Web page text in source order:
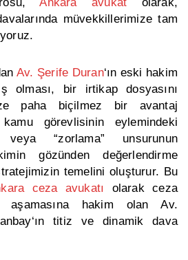
Ankara avukat olarak,
müvekkillerimize tam
Av. Şerife Duran‘ın eski hakim
olması, bir irtikap dosyasını
paha biçilmez bir avantaj
görevlisinin eylemindeki
veya “zorlama” unsurunun
gözünden değerlendirme
temelini oluşturur. Bu
ceza avukatı
olarak ceza
aşamasına hakim olanAv.
‘ın titiz ve dinamik dava